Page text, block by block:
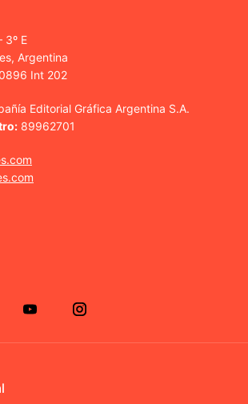
3º E
Argentina
Int 202
Editorial Gráfica Argentina S.A.
89962701